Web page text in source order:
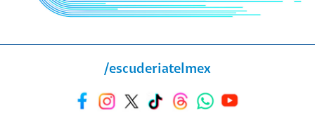
/escuderiatelmex